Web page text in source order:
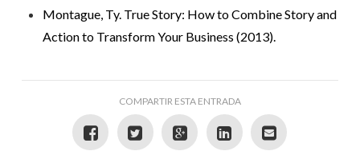
Montague, Ty. True Story: How to Combine Story and
Action to Transform Your Business (2013).
COMPARTIR ESTA ENTRADA